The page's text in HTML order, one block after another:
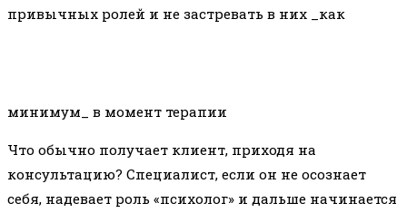
привычных ролей и не застревать в них _как
минимум_ в момент терапии
Что обычно получает клиент, приходя на
консультацию? Специалист, если он не осознает
себя, надевает роль «психолог» и дальше начинается